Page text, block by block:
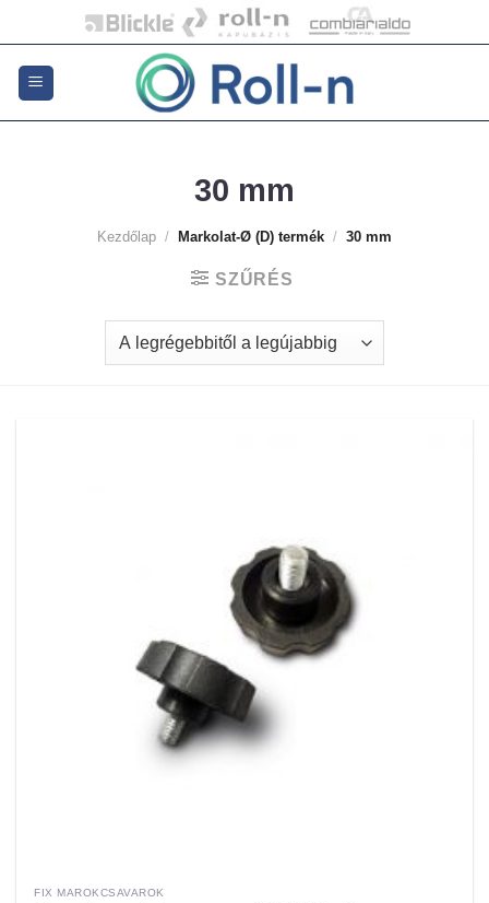
to
content
30 mm
Kezdőlap / Markolat-Ø (D) termék / 30 mm
SZŰRÉS
FIX MAROKCSAVAROK